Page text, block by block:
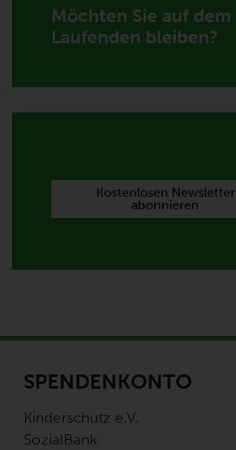
Möchten Sie auf dem
Laufenden bleiben?
Kostenlosen Newsletter
abonnieren
SPENDENKONTO
Kinderschutz e.V.
SozialBank